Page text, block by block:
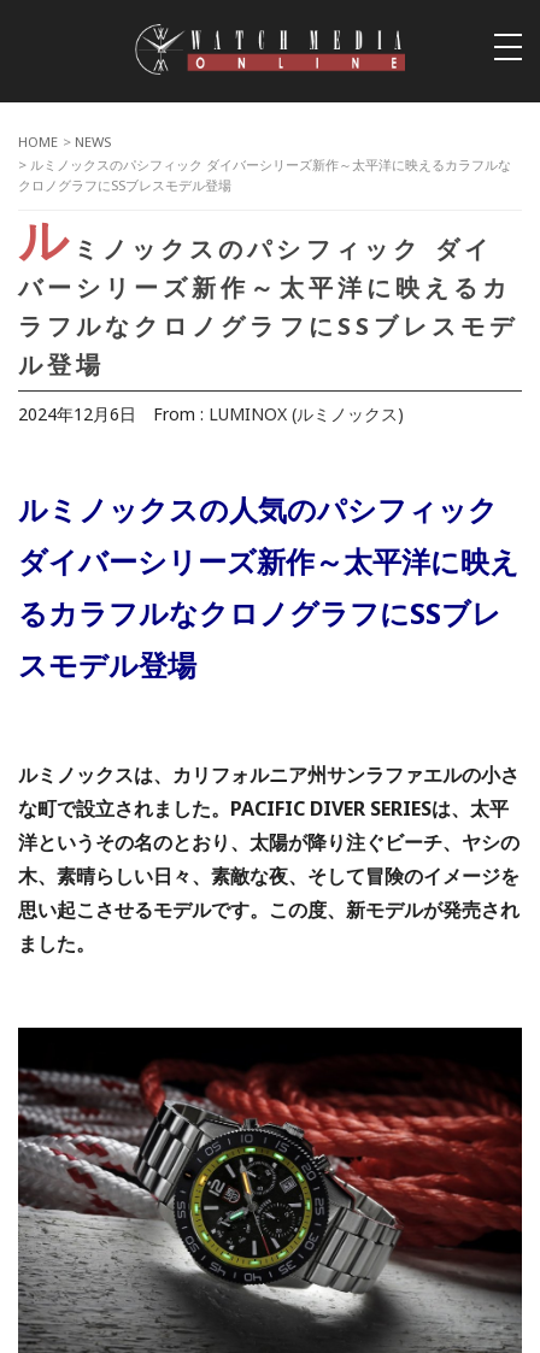
HOME > NEWS
> ルミノックスのパシフィック ダイバーシリーズ新作～太平洋に映えるカラフルな
クロノグラフにSSブレスモデル登場
ル ミノックスのパシフィック ダイ
バーシリーズ新作～太平洋に映えるカ
ラフルなクロノグラフにSSブレスモデ
ル登場
2024年12月6日 From : LUMINOX (ルミノックス)
ルミノックスの人気のパシフィック
ダイバーシリーズ新作～太平洋に映え
るカラフルなクロノグラフにSSブレ
スモデル登場
ルミノックスは、カリフォルニア州サンラファエルの小さ
な町で設立されました。PACIFIC DIVER SERIESは、太平
洋というその名のとおり、太陽が降り注ぐビーチ、ヤシの
木、素晴らしい日々、素敵な夜、そして冒険のイメージを
思い起こさせるモデルです。この度、新モデルが発売され
ました。